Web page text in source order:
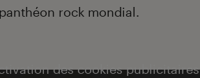
rock mondial.
des cookies publicitaires